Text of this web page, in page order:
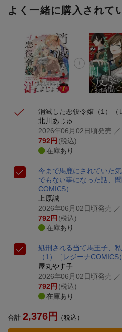
ト山分け
エントリー＆3,000円以上購入
ラン）が当たる！
楽天モバイル紹介キャンペーン
進呈
よく一緒に購入されて
消滅した悪役令嬢（1）
北川あじゅ
2026年06月02日頃発売
792 円 (税込)
在庫あり
今まで馬鹿にされていた
でもない事になった話、聞
COMICS）
上原誠
2026年06月02日頃発売
792 円 (税込)
在庫あり
処刑される当て馬王子、
（1）
（レジーナCOMICS）
屋丸やす子
2026年06月02日頃発売
792 円 (税込)
在庫あり
合計 2,376円 （税込）